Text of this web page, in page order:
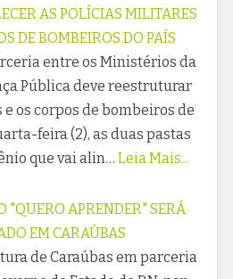
AS POLÍCIAS MILITARES
DE BOMBEIROS DO PAÍS
entre os Ministérios da
Pública deve reestruturar
os corpos de bombeiros de
feira (2), as duas pastas
que vai alin… Leia Mais...
"QUERO APRENDER" SERÁ
EM CARAÚBAS
de Caraúbas em parceria